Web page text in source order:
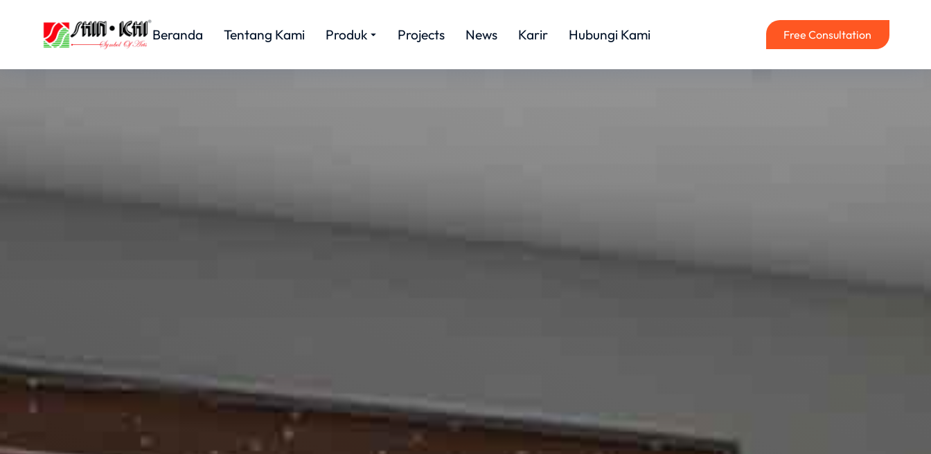
Beranda Tentang Kami Produk Projects News Karir Hubungi Kami Free Consultation